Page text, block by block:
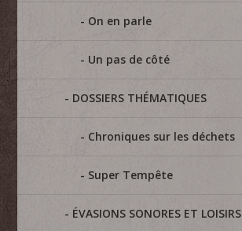
On en parle
Un pas de côté
DOSSIERS THÉMATIQUES
Chroniques sur les déchets
Super Tempête
ÉVASIONS SONORES ET LOISIRS